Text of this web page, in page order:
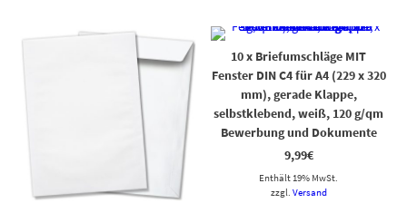
10 x Briefumschläge MIT
Fenster DIN C4 für A4 (229 x 320
mm), gerade Klappe,
selbstklebend, weiß, 120 g/qm
Bewerbung und Dokumente
9,99€
Enthält 19% MwSt.
zzgl. Versand